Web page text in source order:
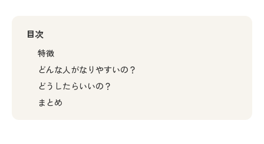
目次
特徴
どんな人がなりやすいの？
どうしたらいいの？
まとめ